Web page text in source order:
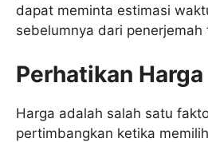
dapat meminta estimasi
sebelumnya dari penerjemah
Perhatikan Harga
Harga adalah salah satu
pertimbangkan ketika